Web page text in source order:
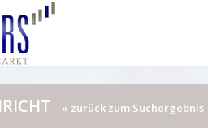
» zurück zum Suchergebnis